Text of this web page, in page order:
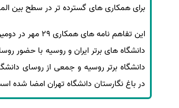
برای همکاری های گسترده تر در سطح بین
این تفاهم نامه های
دانشگاه های برتر ایران و روسیه با حضور
دانشگاه برتر روسیه و جمعی از روسای
در باغ نگارستان دانشگاه تهران امضا شده